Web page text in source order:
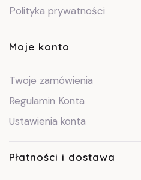
Polityka prywatności
Moje konto
Twoje zamówienia
Regulamin Konta
Ustawienia konta
Płatności i dostawa